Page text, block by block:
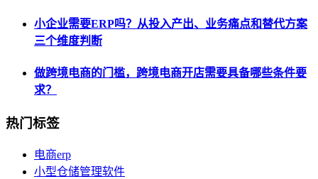
小企业需要ERP吗？从投入产出、业务痛点和替代方案
三个维度判断
做跨境电商的门槛，跨境电商开店需要具备哪些条件要
求？
热门标签
电商erp
小型仓储管理软件